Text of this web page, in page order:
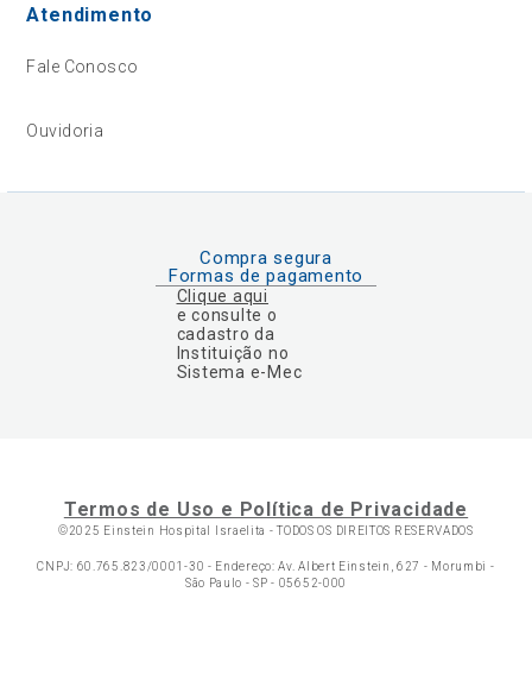
Atendimento
Fale Conosco
Ouvidoria
Compra segura
Formas de pagamento
Clique aqui
e consulte o
cadastro da
Instituição no
Sistema e-Mec
Termos de Uso e Política de Privacidade
©2025 Einstein Hospital Israelita -TODOS OS DIREITOS RESERVADOS
CNPJ: 60.765.823/0001-30 - Endereço: Av. Albert Einstein, 627 - Morumbi -
São Paulo - SP - 05652-000